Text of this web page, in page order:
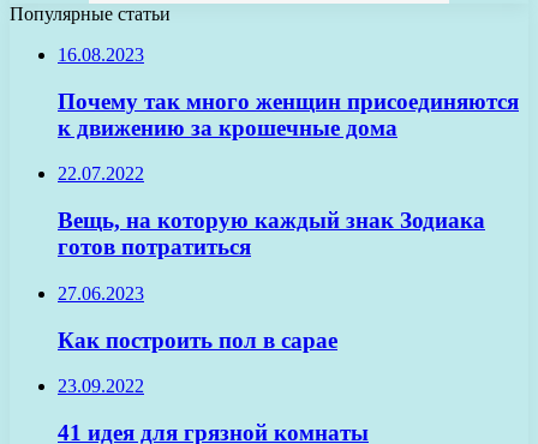
Популярные статьи
16.08.2023
Почему так много женщин присоединяются
к движению за крошечные дома
22.07.2022
Вещь, на которую каждый знак Зодиака
готов потратиться
27.06.2023
Как построить пол в сарае
23.09.2022
41 идея для грязной комнаты